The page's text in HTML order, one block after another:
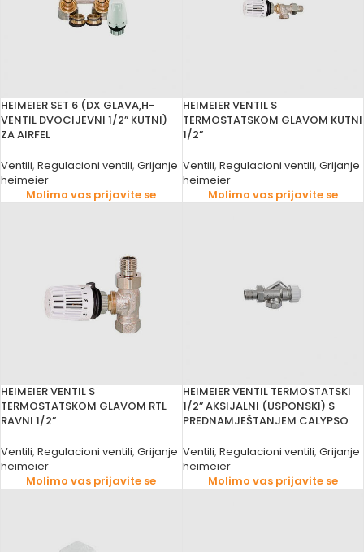
HEIMEIER SET 6 (DX GLAVA,H-
VENTIL DVOCIJEVNI 1/2” KUTNI)
ZA AIRFEL
Ventili, Regulacioni ventili, Grijanje
heimeier
Molimo vas prijavite se
HEIMEIER VENTIL S
TERMOSTATSKOM GLAVOM KUTNI
1/2”
Ventili, Regulacioni ventili, Grijanje
heimeier
Molimo vas prijavite se
HEIMEIER VENTIL S
TERMOSTATSKOM GLAVOM RTL
RAVNI 1/2”
Ventili, Regulacioni ventili, Grijanje
heimeier
Molimo vas prijavite se
HEIMEIER VENTIL TERMOSTATSKI
1/2” AKSIJALNI (USPONSKI) S
PREDNAMJEŠTANJEM CALYPSO
Ventili, Regulacioni ventili, Grijanje
heimeier
Molimo vas prijavite se